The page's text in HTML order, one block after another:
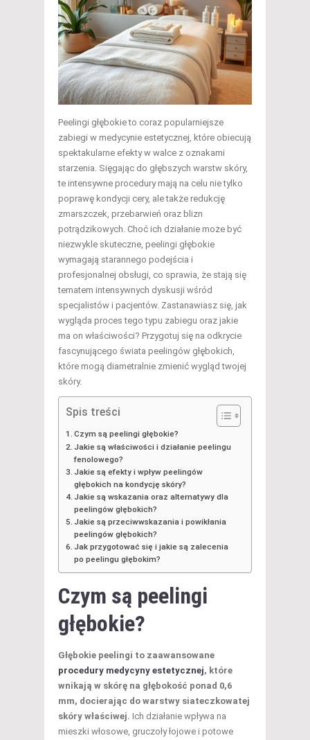
Peelingi głębokie to coraz popularniejsze
zabiegi w medycynie estetycznej, które obiecują
spektakularne efekty w walce z oznakami
starzenia. Sięgając do głębszych warstw skóry,
te intensywne procedury mają na celu nie tylko
poprawę kondycji cery, ale także redukcję
zmarszczek, przebarwień oraz blizn
potrądzikowych. Choć ich działanie może być
niezwykle skuteczne, peelingi głębokie
wymagają starannego podejścia i
profesjonalnej obsługi, co sprawia, że stają się
tematem intensywnych dyskusji wśród
specjalistów i pacjentów. Zastanawiasz się, jak
wygląda proces tego typu zabiegu oraz jakie
ma on właściwości? Przygotuj się na odkrycie
fascynującego świata peelingów głębokich,
które mogą diametralnie zmienić wygląd twojej
skóry.
Spis treści
Czym są peelingi głębokie?
Jakie są właściwości i działanie peelingu
fenolowego?
Jakie są efekty i wpływ peelingów
głębokich na kondycję skóry?
Jakie są wskazania oraz alternatywy dla
peelingów głębokich?
Jakie są przeciwwskazania i powikłania
peelingów głębokich?
Jak przygotować się i jakie są zalecenia
po peelingu głębokim?
Czym są peelingi
głębokie?
Głębokie peelingi to zaawansowane
procedury medycyny estetycznej, które
wnikają w skórę na głębokość ponad 0,6
mm, docierając do warstwy siateczkowatej
skóry właściwej. Ich działanie wpływa na
mieszki włosowe, gruczoły łojowe i potowe